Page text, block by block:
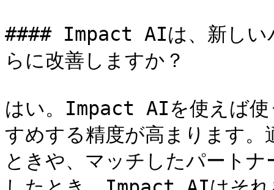
#### Impact AIは、新しい
らに改善しますか？
はい。Impact AIを使えば使
すめする精度が高まります
ときや、マッチしたパート